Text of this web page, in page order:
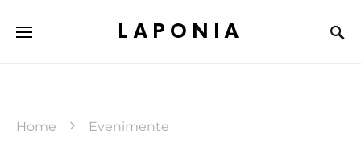
LAPONIA
Home Evenimente